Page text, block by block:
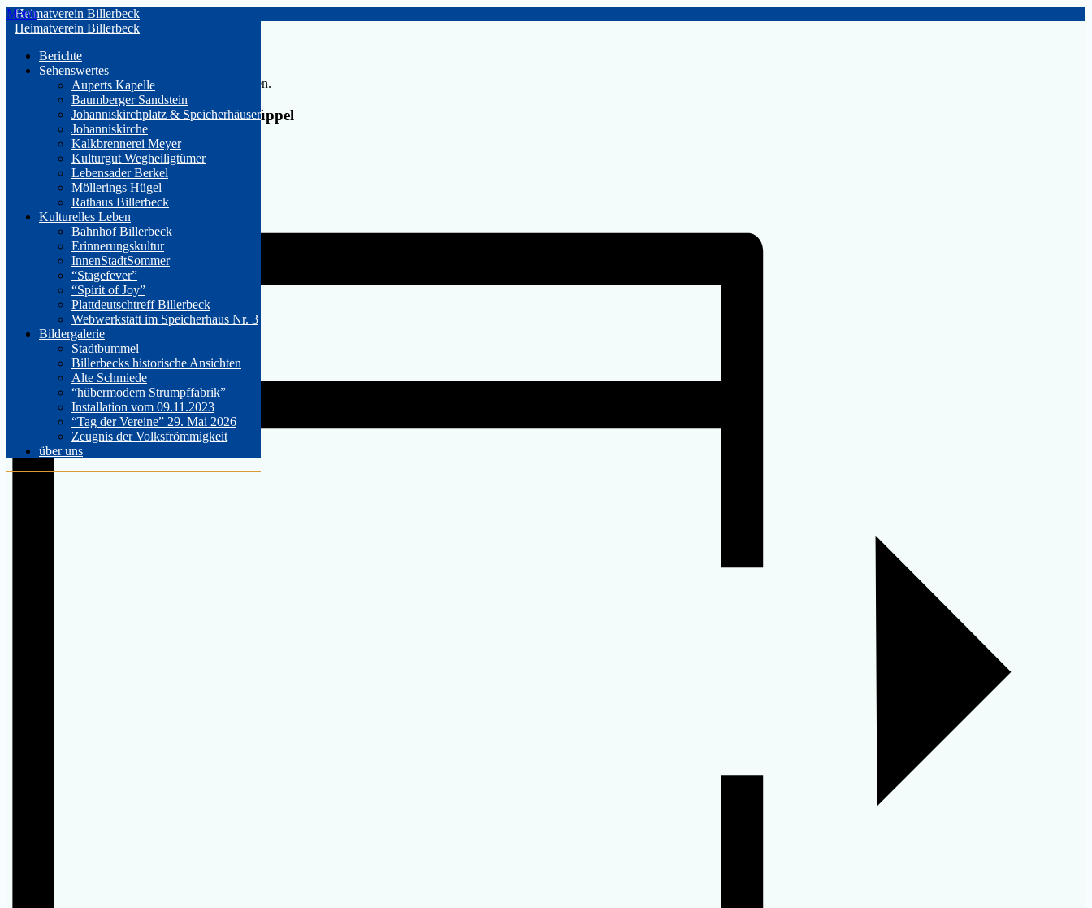
Skip
to
Menu
Heimatverein Billerbeck
Berichte
Sehenswertes
Auperts Kapelle
Baumberger Sandstein
Johanniskirchplatz & Speicherhäuser
Johanniskirche
Kalkbrennerei Meyer
Kulturgut Wegheiligtümer
Lebensader Berkel
Möllerings Hügel
Rathaus Billerbeck
Kulturelles Leben
Bahnhof Billerbeck
Erinnerungskultur
InnenStadtSommer
“Stagefever”
“Spirit of Joy”
Plattdeutschtreff Billerbeck
Webwerkstatt im Speicherhaus Nr. 3
Bildergalerie
Stadtbummel
Billerbecks historische Ansichten
Alte Schmiede
“hübermodern Strumpffabrik”
Installation vom 09.11.2023
“Tag der Vereine” 29. Mai 2026
Zeugnis der Volksfrömmigkeit
über uns
Heimatverein Billerbeck
« Alle Veranstaltungen
Diese Veranstaltung hat bereits stattgefunden.
Besichtigung ehemalige Druckerei Knüppel
27. August 2024 17:00
Besichtigung Hof Reinert
Führung Burganlage “Haus Hameren”